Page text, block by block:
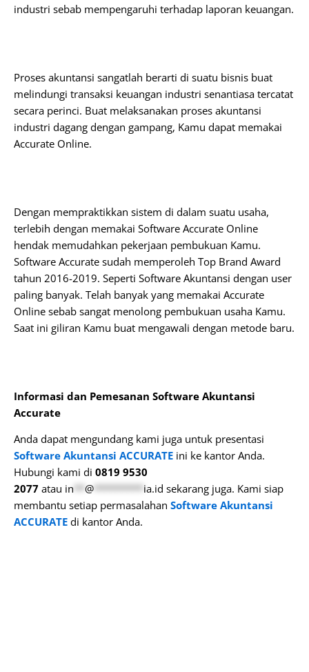
industri sebab mempengaruhi terhadap laporan keuangan.
Proses akuntansi sangatlah berarti di suatu bisnis buat
melindungi transaksi keuangan industri senantiasa tercatat
secara perinci. Buat melaksanakan proses akuntansi
industri dagang dengan gampang, Kamu dapat memakai
Accurate Online.
Dengan mempraktikkan sistem di dalam suatu usaha,
terlebih dengan memakai Software Accurate Online
hendak memudahkan pekerjaan pembukuan Kamu.
Software Accurate sudah memperoleh Top Brand Award
tahun 2016-2019. Seperti Software Akuntansi dengan user
paling banyak. Telah banyak yang memakai Accurate
Online sebab sangat menolong pembukuan usaha Kamu.
Saat ini giliran Kamu buat mengawali dengan metode baru.
Informasi dan Pemesanan Software Akuntansi
Accurate
Anda dapat mengundang kami juga untuk presentasi
Software Akuntansi ACCURATE ini ke kantor Anda.
Hubungi kami di 0819 9530
2077 atau in ** @ ********* ia.id sekarang juga. Kami siap
membantu setiap permasalahan Software Akuntansi
ACCURATE di kantor Anda.